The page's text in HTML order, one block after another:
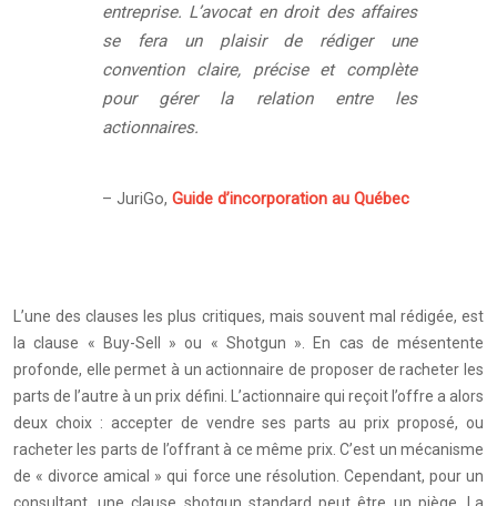
entreprise. L’avocat en droit des affaires
se fera un plaisir de rédiger une
convention claire, précise et complète
pour gérer la relation entre les
actionnaires.
– JuriGo, Guide d’incorporation au Québec
L’une des clauses les plus critiques, mais souvent mal rédigée, est
la clause « Buy-Sell » ou « Shotgun ». En cas de mésentente
profonde, elle permet à un actionnaire de proposer de racheter les
parts de l’autre à un prix défini. L’actionnaire qui reçoit l’offre a alors
deux choix : accepter de vendre ses parts au prix proposé, ou
racheter les parts de l’offrant à ce même prix. C’est un mécanisme
de « divorce amical » qui force une résolution. Cependant, pour un